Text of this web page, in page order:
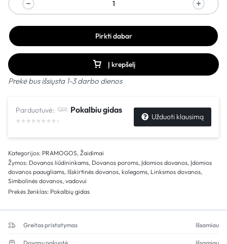
Į krepšelį
Pirkti dabar
Prekė bus išsiųsta 1-3 darbo dienos
Parduotuvė: Pokalbiu gidas
Užduoti klausimą
Kategorijos: PRAMOGOS, Žaidimai
Žymos: Dovanos liūdininkams, Dovanos poroms, Įdomios dovanos, Įdomios
dovanos paaugliams, Išskirtinės dovanos, kolegoms, Linksmos dovanos,
Simbolinės dovanos, vadovui
Prekės ženklas: Pokalbių gidas
Greitas pristatymas Išsamiau